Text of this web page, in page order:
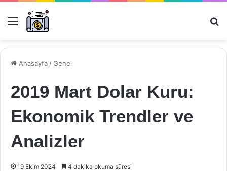
Menü
Anasayfa /Genel
2019 Mart Dolar Kuru:
Ekonomik Trendler ve
Analizler
19 Ekim 2024 4 dakika okuma süresi